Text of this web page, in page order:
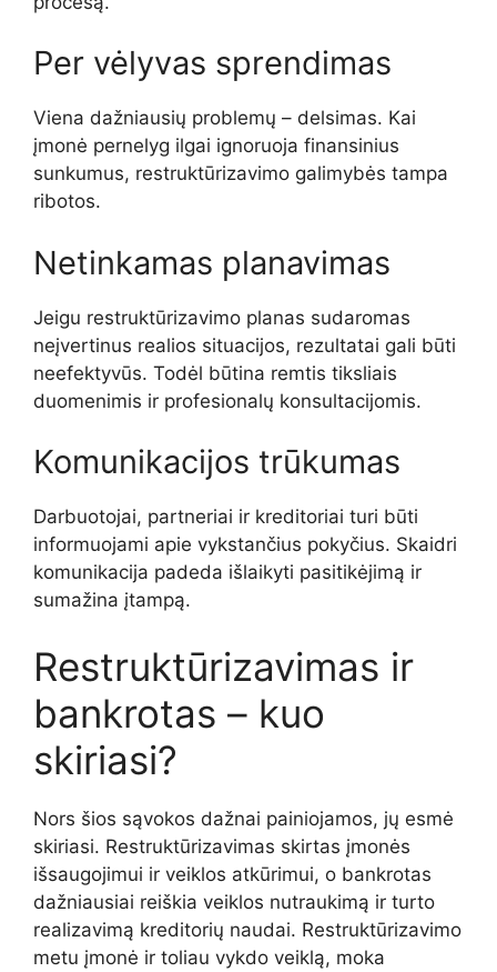
Per vėlyvas sprendimas
Viena dažniausių problemų – delsimas. Kai
įmonė pernelyg ilgai ignoruoja finansinius
sunkumus, restruktūrizavimo galimybės tampa
ribotos.
Netinkamas planavimas
Jeigu restruktūrizavimo planas sudaromas
neįvertinus realios situacijos, rezultatai gali būti
neefektyvūs. Todėl būtina remtis tiksliais
duomenimis ir profesionalų konsultacijomis.
Komunikacijos trūkumas
Darbuotojai, partneriai ir kreditoriai turi būti
informuojami apie vykstančius pokyčius. Skaidri
komunikacija padeda išlaikyti pasitikėjimą ir
sumažina įtampą.
Restruktūrizavimas ir
bankrotas – kuo
skiriasi?
Nors šios sąvokos dažnai painiojamos, jų esmė
skiriasi. Restruktūrizavimas skirtas įmonės
išsaugojimui ir veiklos atkūrimui, o bankrotas
dažniausiai reiškia veiklos nutraukimą ir turto
realizavimą kreditorių naudai. Restruktūrizavimo
metu įmonė ir toliau vykdo veiklą, moka